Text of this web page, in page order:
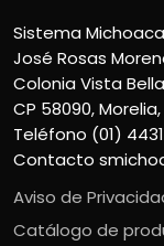
Sistema
José Rosas
Colonia Vista Bella
CP 58090,
Teléfono (01)
Contacto
Aviso de
Catálogo de